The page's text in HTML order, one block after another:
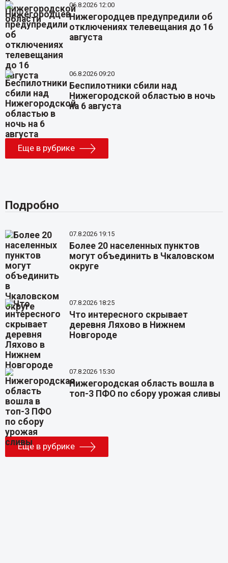
06.8.2026 12:00
Нижегородцев предупредили об
отключениях телевещания до 16
августа
06.8.2026 09:20
Беспилотники сбили над
Нижегородской областью в ночь
на 6 августа
Еще в рубрике
Подробно
07.8.2026 19:15
Более 20 населенных пунктов
могут объединить в Чкаловском
округе
07.8.2026 18:25
Что интересного скрывает
деревня Ляхово в Нижнем
Новгороде
07.8.2026 15:30
Нижегородская область вошла в
топ-3 ПФО по сбору урожая сливы
Еще в рубрике